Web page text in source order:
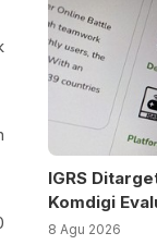
IGRS
Komdigi
8 Agu 2026